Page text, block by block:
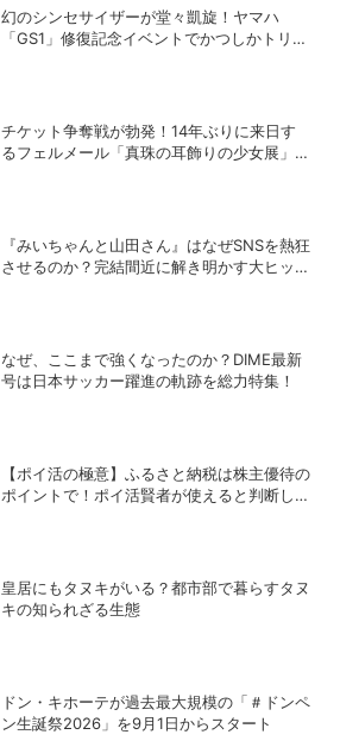
幻のシンセサイザーが堂々凱旋！ヤマハ
「GS1」修復記念イベントでかつしかトリオ
チケット争奪戦が勃発！14年ぶりに来日す
るフェルメール「真珠の耳飾りの少女展」の
『みいちゃんと山田さん』はなぜSNSを熱狂
させるのか？完結間近に解き明かす大ヒット
なぜ、ここまで強くなったのか？DIME最新
号は日本サッカー躍進の軌跡を総力特集！
【ポイ活の極意】ふるさと納税は株主優待の
ポイントで！ポイ活賢者が使えると判断した
皇居にもタヌキがいる？都市部で暮らすタヌ
キの知られざる生態
ドン・キホーテが過去最大規模の「＃ドンペ
ン生誕祭2026」を9月1日からスタート